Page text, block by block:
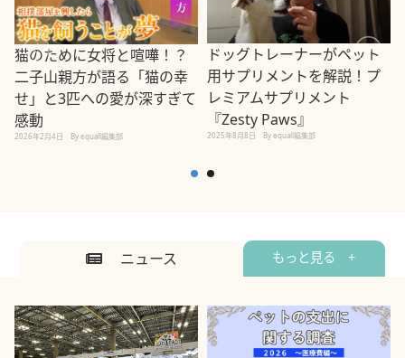
猫のために女将と喧嘩！？
二子山親方が語る「猫の幸
せ」と3匹への愛が深すぎて
感動
2026年2月4日 By equall編集部
ドッグトレーナーがペット
用サプリメントを解説！プ
レミアムサプリメント
『Zesty Paws』
2025年8月8日 By equall編集部
ニュース もっと見る +